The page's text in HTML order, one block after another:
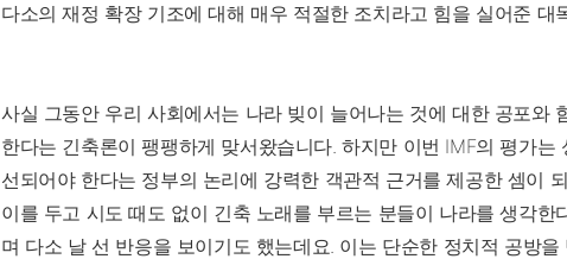
다소의 재정 확장 기조에 대해 매우 적절한 조치라고 힘을 실어준 대
사실 그동안 우리 사회에서는 나라 빚이 늘어나는 것에 대한 공포와
한다는 긴축론이 팽팽하게 맞서왔습니다. 하지만 이번 IMF의 평가는
선되어야 한다는 정부의 논리에 강력한 객관적 근거를 제공한 셈이
이를 두고 시도 때도 없이 긴축 노래를 부르는 분들이 나라를 생각한
며 다소 날 선 반응을 보이기도 했는데요. 이는 단순한 정치적 공방